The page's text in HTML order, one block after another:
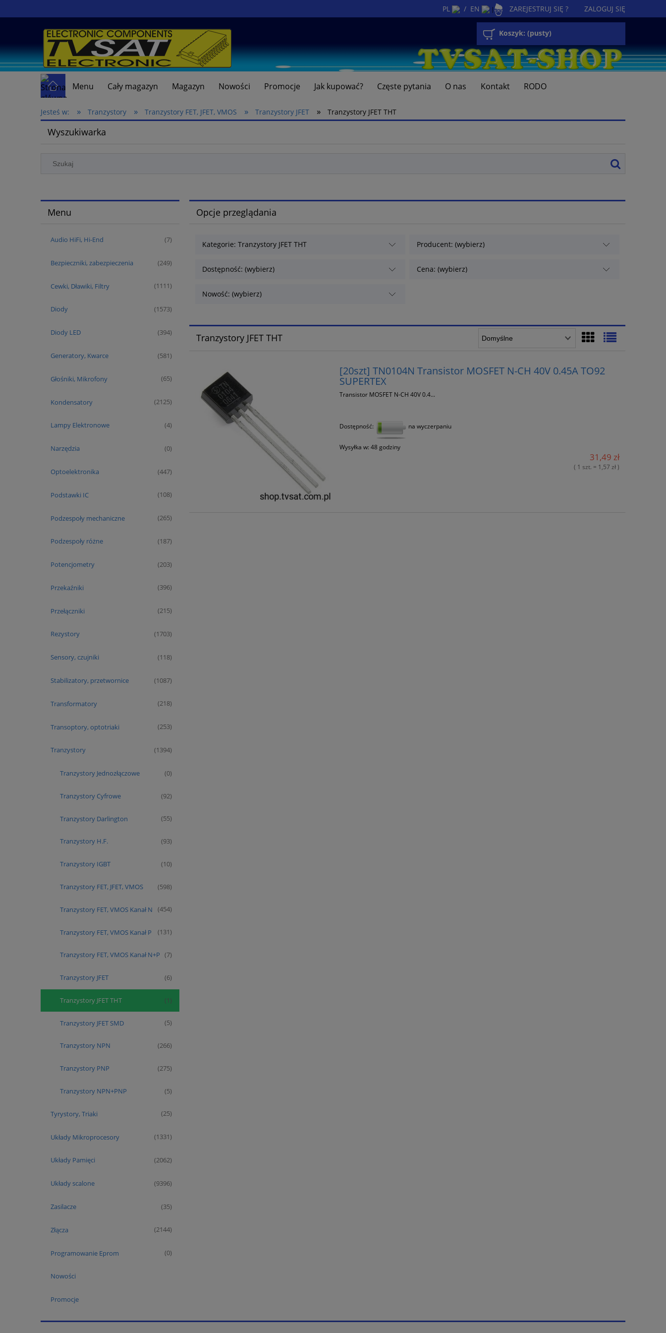
PL / EN | ZAREJESTRUJ SIĘ ? ZALOGUJ SIĘ
Koszyk: (pusty)
Menu Cały magazyn Magazyn Nowości Promocje Jak kupować? Częste pytania O nas Kontakt RODO
Jesteś w: » Tranzystory » Tranzystory FET, JFET, VMOS » Tranzystory JFET » Tranzystory JFET THT
Wyszukiwarka
Menu
Audio HiFi, Hi-End (7)
Bezpieczniki, zabezpieczenia (249)
Cewki, Dławiki, Filtry (1111)
Diody (1573)
Diody LED (394)
Generatory, Kwarce (581)
Głośniki, Mikrofony (65)
Kondensatory (2125)
Lampy Elektronowe (4)
Narzędzia (0)
Optoelektronika (447)
Podstawki IC (108)
Podzespoły mechaniczne (265)
Podzespoły różne (187)
Potencjometry (203)
Przekaźniki (396)
Przełączniki (215)
Rezystory (1703)
Sensory, czujniki (118)
Stabilizatory, przetwornice (1087)
Transformatory (218)
Transoptory, optotriaki (253)
Tranzystory (1394)
Tranzystory Jednozłączowe (0)
Tranzystory Cyfrowe (92)
Tranzystory Darlington (55)
Tranzystory H.F. (93)
Tranzystory IGBT (10)
Tranzystory FET, JFET, VMOS (598)
Tranzystory FET, VMOS Kanał N (454)
Tranzystory FET, VMOS Kanał P (131)
Tranzystory FET, VMOS Kanał N+P (7)
Tranzystory JFET (6)
Tranzystory JFET THT (1)
Tranzystory JFET SMD (5)
Tranzystory NPN (266)
Tranzystory PNP (275)
Tranzystory NPN+PNP (5)
Tyrystory, Triaki (25)
Układy Mikroprocesory (1331)
Układy Pamięci (2062)
Układy scalone (9396)
Zasilacze (35)
Złącza (2144)
Programowanie Eprom (0)
Nowości
Promocje
Opcje przeglądania
Kategorie: Tranzystory JFET THT Producent: (wybierz)
Dostępność: (wybierz) Cena: (wybierz)
Nowość: (wybierz)
Tranzystory JFET THT
[20szt] TN0104N Transistor MOSFET N-CH 40V 0.45A TO92
SUPERTEX
Transistor MOSFET N-CH 40V 0.4...
Dostępność: na wyczerpaniu
Wysyłka w: 48 godziny
31,49 zł
( 1 szt. = 1,57 zł )